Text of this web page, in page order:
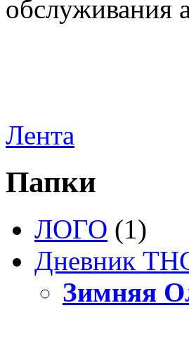
обслуживания
Лента
Папки
ЛОГО (1)
Дневник
Зимняя